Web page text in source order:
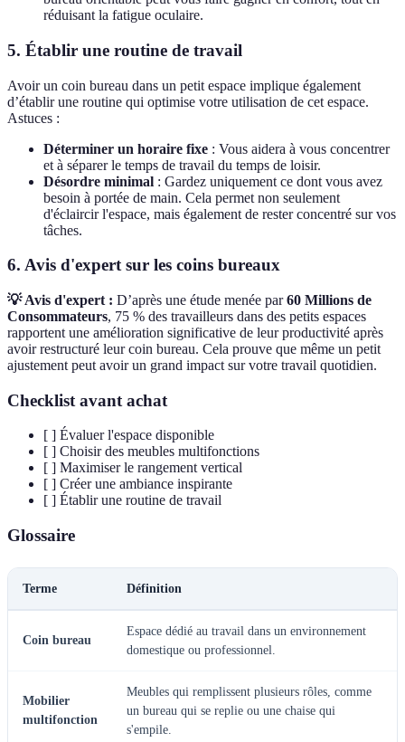
réduisant la fatigue oculaire.
5. Établir une routine de travail
Avoir un coin bureau dans un petit espace implique également
d’établir une routine qui optimise votre utilisation de cet espace.
Astuces :
Déterminer un horaire fixe : Vous aidera à vous concentrer
et à séparer le temps de travail du temps de loisir.
Désordre minimal : Gardez uniquement ce dont vous avez
besoin à portée de main. Cela permet non seulement
d'éclaircir l'espace, mais également de rester concentré sur vos
tâches.
6. Avis d'expert sur les coins bureaux
💡 Avis d'expert : D’après une étude menée par60 Millions de
Consommateurs, 75 % des travailleurs dans des petits espaces
rapportent une amélioration significative de leur productivité après
avoir restructuré leur coin bureau. Cela prouve que même un petit
ajustement peut avoir un grand impact sur votre travail quotidien.
Checklist avant achat
[ ] Évaluer l'espace disponible
[ ] Choisir des meubles multifonctions
[ ] Maximiser le rangement vertical
[ ] Créer une ambiance inspirante
[ ] Établir une routine de travail
Glossaire
Terme Définition
Coin bureau
Espace dédié au travail dans un environnement
domestique ou professionnel.
Mobilier
multifonction
Meubles qui remplissent plusieurs rôles, comme
un bureau qui se replie ou une chaise qui
s'empile.